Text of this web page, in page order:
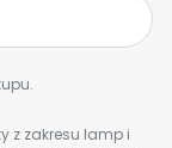
z zakresu lamp i